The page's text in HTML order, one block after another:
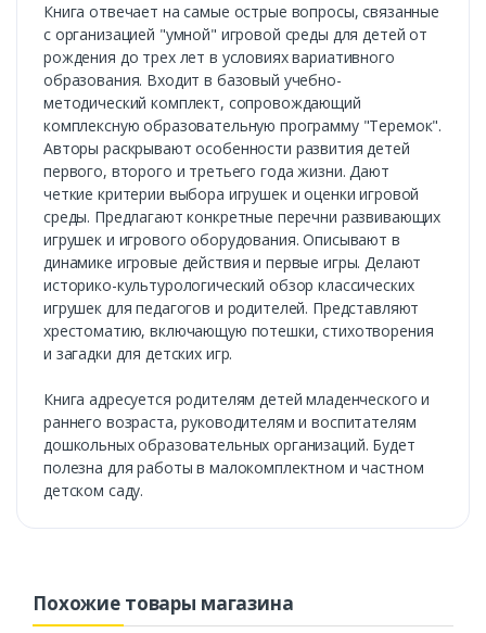
Книга отвечает на самые острые вопросы, связанные
с организацией "умной" игровой среды для детей от
рождения до трех лет в условиях вариативного
образования. Входит в базовый учебно-
методический комплект, сопровождающий
комплексную образовательную программу "Теремок".
Авторы раскрывают особенности развития детей
первого, второго и третьего года жизни. Дают
четкие критерии выбора игрушек и оценки игровой
среды. Предлагают конкретные перечни развивающих
игрушек и игрового оборудования. Описывают в
динамике игровые действия и первые игры. Делают
историко-культурологический обзор классических
игрушек для педагогов и родителей. Представляют
хрестоматию, включающую потешки, стихотворения
и загадки для детских игр.
Книга адресуется родителям детей младенческого и
раннего возраста, руководителям и воспитателям
дошкольных образовательных организаций. Будет
полезна для работы в малокомплектном и частном
детском саду.
Похожие товары магазина